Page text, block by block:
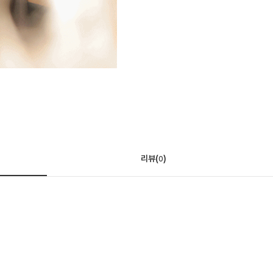
리뷰(0)